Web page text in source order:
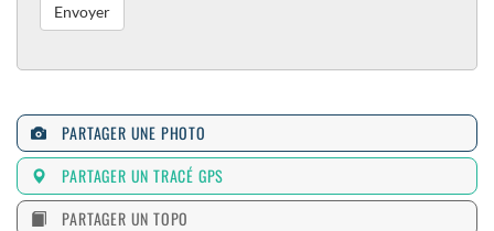
PARTAGER UNE PHOTO
PARTAGER UN TRACÉ GPS
PARTAGER UN TOPO